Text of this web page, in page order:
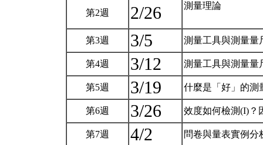
第2週 2/26 測量理論
第3週 3/5 測量工具與測量
第4週 3/12 測量工具與測量
第5週 3/19 什麼是「好」的
第6週 3/26 效度如何檢測(I)？
第7週 4/2 問卷與量表實例分